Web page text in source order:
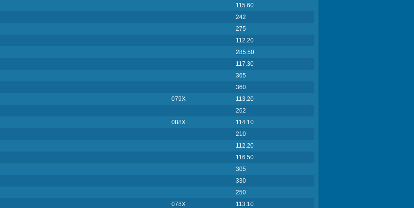
115.60
242
275
112.20
285.50
117.30
365
360
079X
113.20
262
088X
114.10
210
112.20
116.50
305
330
250
078X
113.10